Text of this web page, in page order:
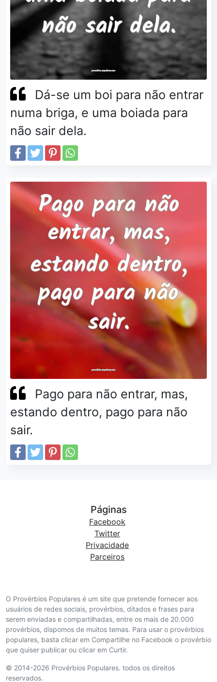
Dá-se um boi para não entrar
numa briga, e uma boiada para
não sair dela.
Pago para não entrar, mas,
estando dentro, pago para não
sair.
O Provérbios Populares é um site que pretende fornecer aos
usuários de redes sociais, provérbios, ditados e frases para
serem enviadas e compartilhadas, entre os mais de 20.000
provérbios, dispomos de muitos temas. Para usar o provérbios
populares, basta clicar em Compartilhe no Facebook o provérbio
que quiser publicar ou clicar em Curtir.
© 2014-2026 Provérbios Populares. todos os direitos
reservados.
Páginas
Facebook
Twitter
Privacidade
Parceiros